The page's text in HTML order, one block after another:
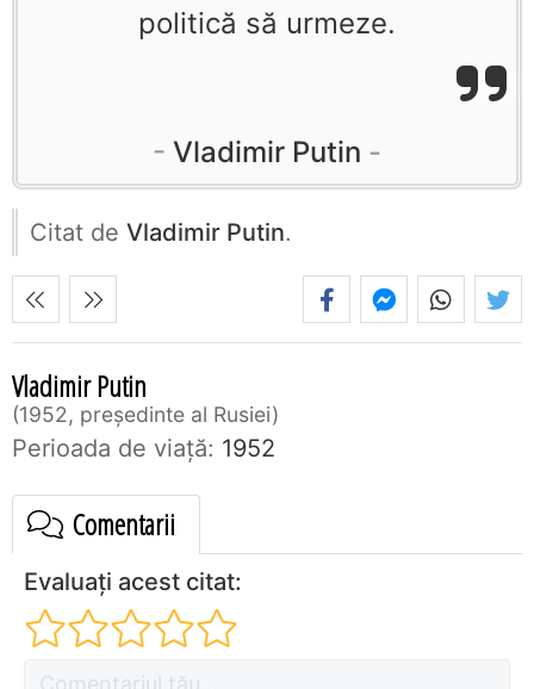
politică să urmeze.
Vladimir Putin
Citat de Vladimir Putin.
Vladimir Putin
1952, președinte al Rusiei
Perioada de viaţă: 1952
Comentarii
Evaluați acest citat: